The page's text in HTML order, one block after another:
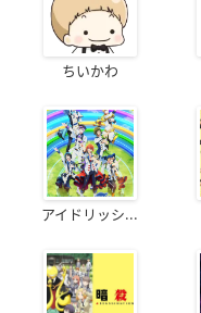
ちいかわ
アイドリッシ...